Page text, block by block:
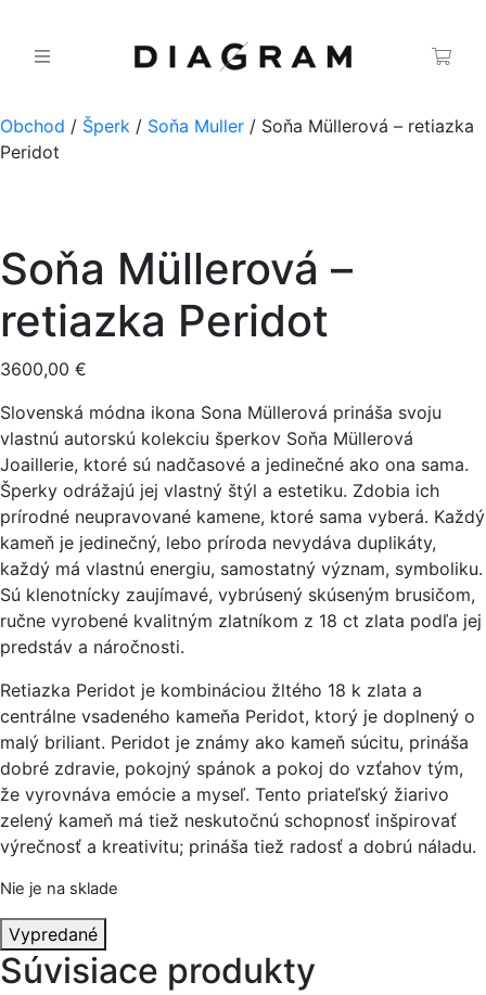
Obchod / Šperk / Soňa Muller / Soňa Müllerová – retiazka
Peridot
Soňa Müllerová –
retiazka Peridot
3600,00 €
Slovenská módna ikona Sona Müllerová prináša svoju
vlastnú autorskú kolekciu šperkov Soňa Müllerová
Joaillerie, ktoré sú nadčasové a jedinečné ako ona sama.
Šperky odrážajú jej vlastný štýl a estetiku. Zdobia ich
prírodné neupravované kamene, ktoré sama vyberá. Každý
kameň je jedinečný, lebo príroda nevydáva duplikáty,
každý má vlastnú energiu, samostatný význam, symboliku.
Sú klenotnícky zaujímavé, vybrúsený skúseným brusičom,
ručne vyrobené kvalitným zlatníkom z 18 ct zlata podľa jej
predstáv a náročnosti.
Retiazka Peridot je kombináciou žltého 18 k zlata a
centrálne vsadeného kameňa Peridot, ktorý je doplnený o
malý briliant. Peridot je známy ako kameň súcitu, prináša
dobré zdravie, pokojný spánok a pokoj do vzťahov tým,
že vyrovnáva emócie a myseľ. Tento priateľský žiarivo
zelený kameň má tiež neskutočnú schopnosť inšpirovať
výrečnosť a kreativitu; prináša tiež radosť a dobrú náladu.
Nie je na sklade
Vypredané
Súvisiace produkty